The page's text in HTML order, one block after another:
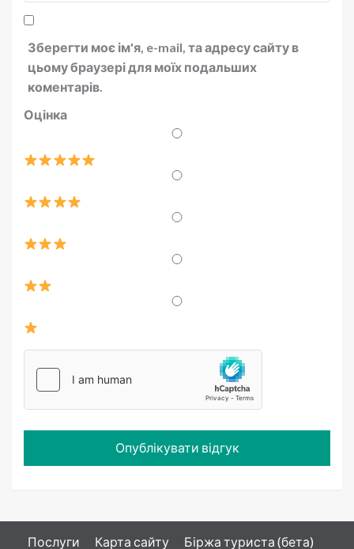
Зберегти моє ім'я, e-mail, та адресу сайту в
цьому браузері для моїх подальших
коментарів.
Оцінка
Послуги Карта сайту Біржа туриста (бета)